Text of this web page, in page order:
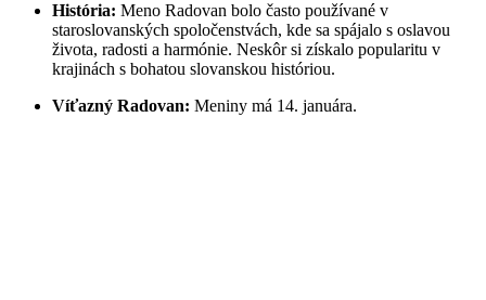
História: Meno Radovan bolo často používané v
staroslovanských spoločenstvách, kde sa spájalo s oslavou
života, radosti a harmónie. Neskôr si získalo popularitu v
krajinách s bohatou slovanskou históriou.
Víťazný Radovan: Meniny má 14. januára.